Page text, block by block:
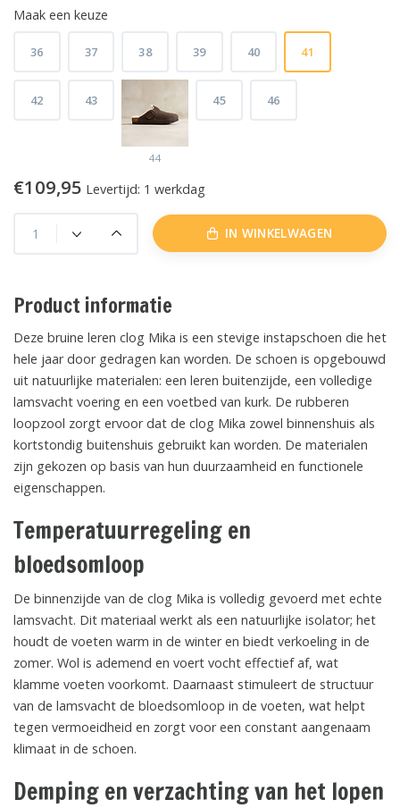
Maak een keuze
36 37 38 39 40 41
42 43
44
45 46
€109,95 Levertijd: 1 werkdag
IN WINKELWAGEN
Product informatie
Deze bruine leren clog Mika is een stevige instapschoen die het
hele jaar door gedragen kan worden. De schoen is opgebouwd
uit natuurlijke materialen: een leren buitenzijde, een volledige
lamsvacht voering en een voetbed van kurk. De rubberen
loopzool zorgt ervoor dat de clog Mika zowel binnenshuis als
kortstondig buitenshuis gebruikt kan worden. De materialen
zijn gekozen op basis van hun duurzaamheid en functionele
eigenschappen.
Temperatuurregeling en
bloedsomloop
De binnenzijde van de clog Mika is volledig gevoerd met echte
lamsvacht. Dit materiaal werkt als een natuurlijke isolator; het
houdt de voeten warm in de winter en biedt verkoeling in de
zomer. Wol is ademend en voert vocht effectief af, wat
klamme voeten voorkomt. Daarnaast stimuleert de structuur
van de lamsvacht de bloedsomloop in de voeten, wat helpt
tegen vermoeidheid en zorgt voor een constant aangenaam
klimaat in de schoen.
Demping en verzachting van het lopen